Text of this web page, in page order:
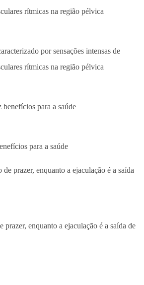
por sensações intensas de
rítmicas na região pélvica
para a saúde
prazer, enquanto a ejaculação é a saída de